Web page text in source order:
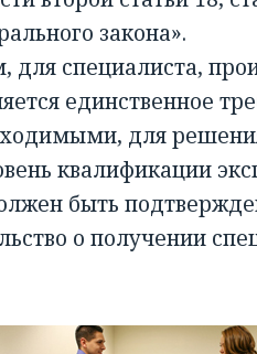
закона».
специалиста,
единственное
для
квалификации
быть
о получении